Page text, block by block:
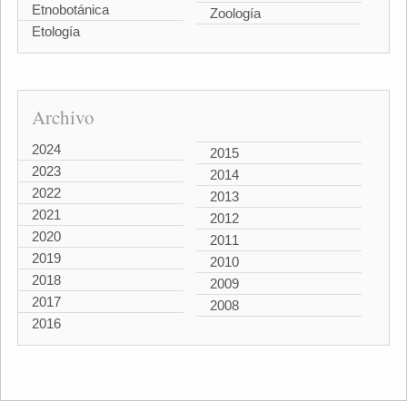
Etnobotánica
Etología
Zoología
Archivo
2024
2023
2022
2021
2020
2019
2018
2017
2016
2015
2014
2013
2012
2011
2010
2009
2008